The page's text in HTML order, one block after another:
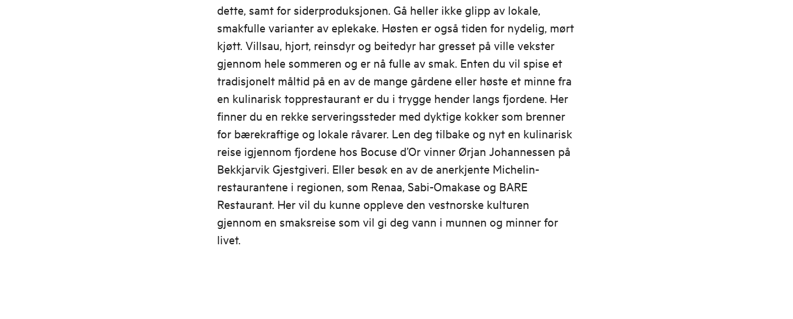
dette, samt for siderproduksjonen. Gå heller ikke glipp av lokale,
smakfulle varianter av eplekake. Høsten er også tiden for nydelig, mørt
kjøtt. Villsau, hjort, reinsdyr og beitedyr har gresset på ville vekster
gjennom hele sommeren og er nå fulle av smak. Enten du vil spise et
tradisjonelt måltid på en av de mange gårdene eller høste et minne fra
en kulinarisk topprestaurant er du i trygge hender langs fjordene. Her
finner du en rekke serveringssteder med dyktige kokker som brenner
for bærekraftige og lokale råvarer. Len deg tilbake og nyt en kulinarisk
reise igjennom fjordene hos Bocuse d’Or vinner Ørjan Johannessen på
Bekkjarvik Gjestgiveri. Eller besøk en av de anerkjente Michelin-
restaurantene i regionen, som Renaa, Sabi-Omakase og BARE
Restaurant. Her vil du kunne oppleve den vestnorske kulturen
gjennom en smaksreise som vil gi deg vann i munnen og minner for
livet.